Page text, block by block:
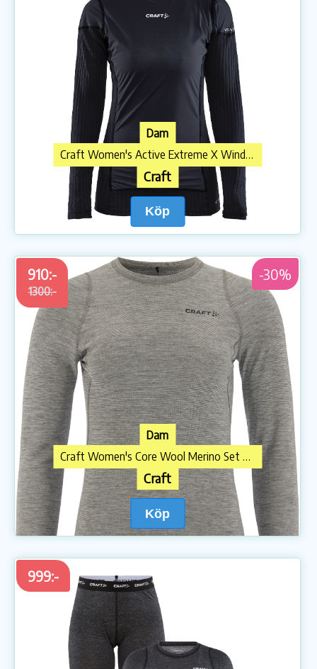
Dam
Craft Women's Active Extreme X Wind Longsleeve Black/Granite
Craft
Köp
910:-
1300:-
-30%
Dam
Craft Women's Core Wool Merino Set Dark Grey Melange
Craft
Köp
999:-